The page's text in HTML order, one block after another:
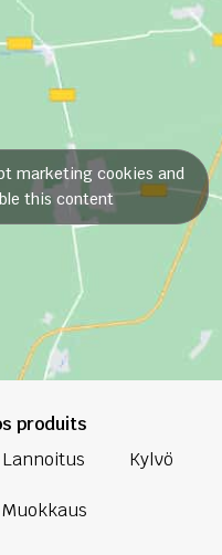
marketing cookies and
this content
produits
Lannoitus
Kylvö
Muokkaus